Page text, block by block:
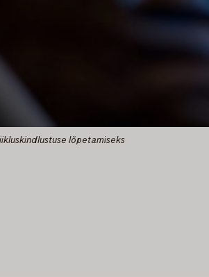
lõpetamiseks